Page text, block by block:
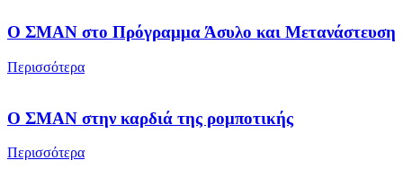
Ο ΣΜΑΝ στο Πρόγραμμα Άσυλο και Μετανάστευση
Περισσότερα
Ο ΣΜΑΝ στην καρδιά της ρομποτικής
Περισσότερα